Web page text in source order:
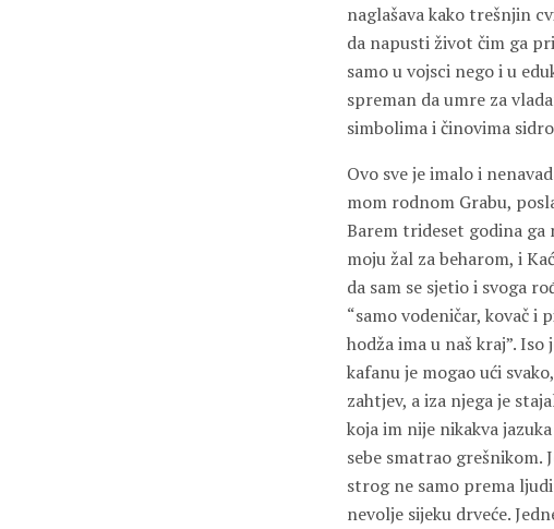
naglašava kako trešnjin
da napusti život čim ga
samo u vojsci nego i u
spreman da umre za
simbolima i činovima
Ovo sve je imalo i
mom rodnom Grabu,
Barem trideset godina ga
moju žal za beharom, i
da sam se sjetio i svoga
“samo vodeničar, kovač i
hodža ima u naš kraj”.
kafanu je mogao ući
zahtjev, a iza njega je
koja im nije nikakva
sebe smatrao grešnikom.
strog ne samo prema
nevolje sijeku drveće.